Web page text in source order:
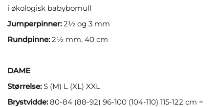
i økologisk babybomull
Jumperpinner:2½ og 3 mm
Rundpinne:2½ mm, 40 cm
DAME
Størrelse:S (M) L (XL) XXL
Brystvidde:80-84 (88-92) 96-100 (104-110) 115-122 cm =